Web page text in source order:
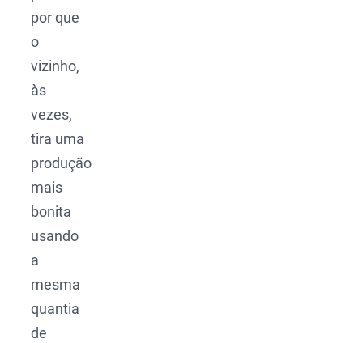
por que
o
vizinho,
às
vezes,
tira uma
produção
mais
bonita
usando
a
mesma
quantia
de